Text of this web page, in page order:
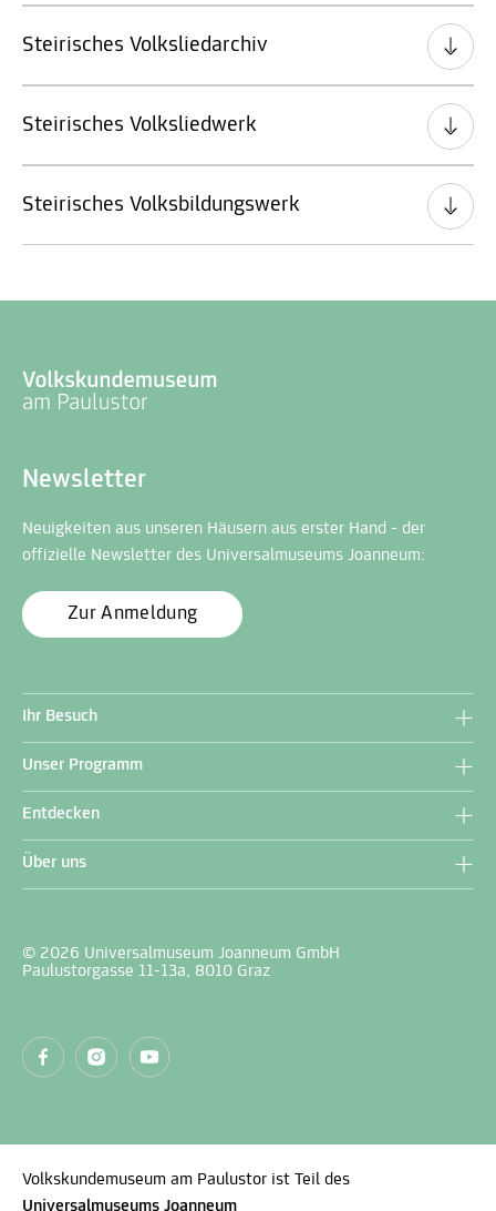
Steirisches Volksliedarchiv
Steirisches Volksliedwerk
Steirisches Volksbildungswerk
Newsletter
Neuigkeiten aus unseren Häusern aus erster Hand - der
offizielle Newsletter des Universalmuseums Joanneum:
Zur Anmeldung
Ihr Besuch
Unser Programm
Entdecken
Über uns
© 2026 Universalmuseum Joanneum GmbH
Paulustorgasse 11-13a, 8010 Graz
Volkskundemuseum am Paulustor ist Teil des
Universalmuseums Joanneum